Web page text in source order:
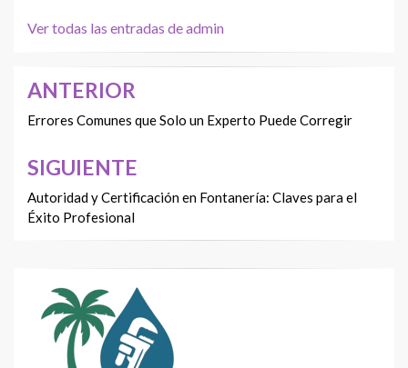
Ver todas las entradas de admin
Navegación
de
entradas
ANTERIOR
Errores Comunes que Solo un Experto Puede Corregir
SIGUIENTE
Autoridad y Certificación en Fontanería: Claves para el
Éxito Profesional